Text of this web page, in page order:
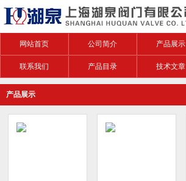
网站首页 公司简介 产品展示
联系我们 产品目录 技术文章
产品展示